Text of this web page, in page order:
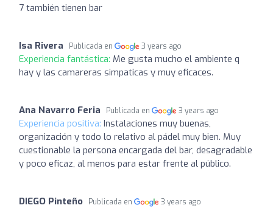
7 también tienen bar
Isa Rivera Publicada en 3 years ago
Experiencia fantástica: Me gusta mucho el ambiente q
hay y las camareras simpaticas y muy eficaces.
Ana Navarro Feria Publicada en 3 years ago
Experiencia positiva: Instalaciones muy buenas,
organización y todo lo relativo al pádel muy bien. Muy
cuestionable la persona encargada del bar, desagradable
y poco eficaz, al menos para estar frente al público.
DIEGO Pinteño Publicada en 3 years ago